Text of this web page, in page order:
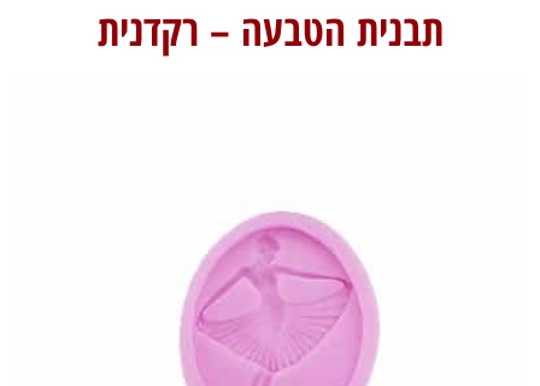
תבנית הטבעה – רקדנית